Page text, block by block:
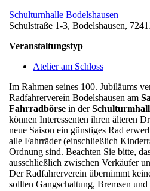
Schulturnhalle Bodelshausen
Schulstraße 1-3, Bodelshausen,
Veranstaltungstyp
Atelier am Schloss
Im Rahmen seines 100. Jubiläums
Radfahrerverein Bodelshausen am
Fahrradbörse in der
können Interessenten ihren älteren
neue Saison ein günstiges Rad
alle Fahrräder (einschließlich
Ordnung sind. Beachten Sie bitte,
ausschließlich zwischen Verkäufer
Der Radfahrerverein übernimmt
sollten Gangschaltung, Bremsen